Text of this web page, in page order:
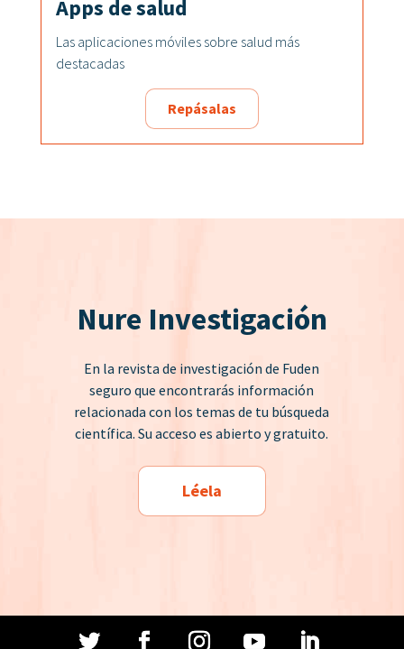
Apps de salud
Las aplicaciones móviles sobre salud más
destacadas
Repásalas
Nure Investigación
En la revista de investigación de Fuden
seguro que encontrarás información
relacionada con los temas de tu búsqueda
científica. Su acceso es abierto y gratuito.
Léela